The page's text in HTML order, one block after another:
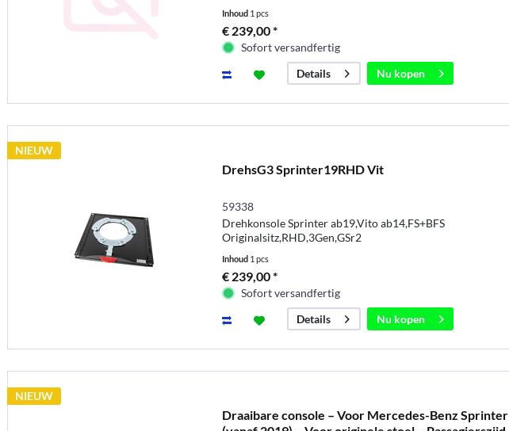
Inhoud 1 pcs
€ 239,00 *
Sofort versandfertig
Details
Nu kopen
NIEUW
DrehsG3 Sprinter19RHD Vit
59338
Drehkonsole Sprinter ab19,Vito ab14,FS+BFS
Originalsitz,RHD,3Gen,GSr2
Inhoud 1 pcs
€ 239,00 *
Sofort versandfertig
Details
Nu kopen
NIEUW
Draaibare console – Voor Mercedes-Benz Sprinter